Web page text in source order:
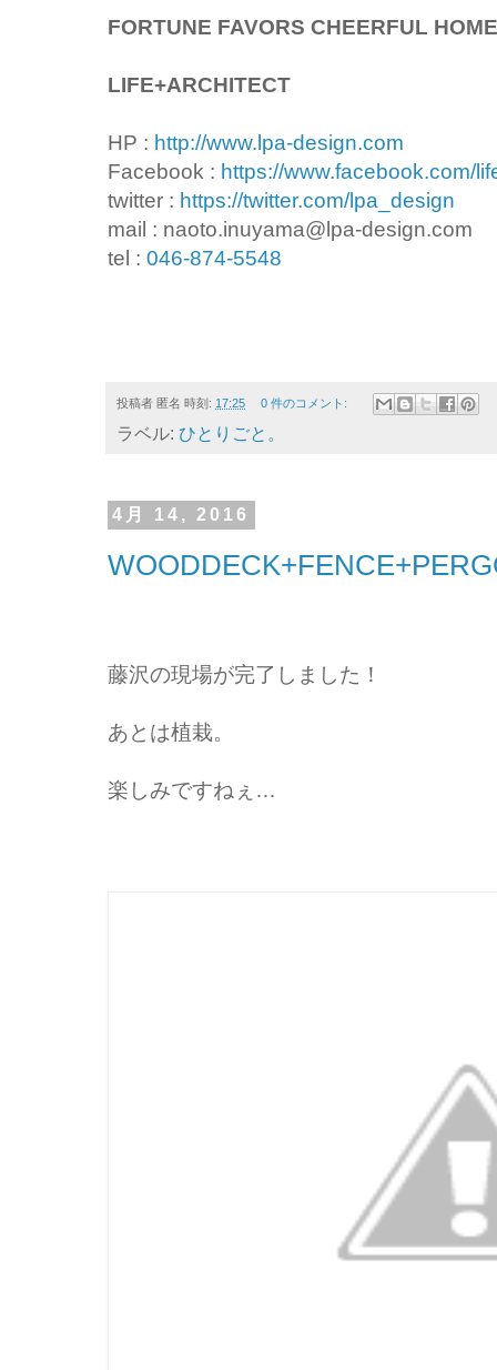
FORTUNE FAVORS CHEERFUL
LIFE+ARCHITECT
HP : http://www.lpa-design.com
Facebook : https://www.facebook.com/
twitter : https://twitter.com/lpa_design
mail : naoto.inuyama@lpa-design.com
tel : 046-874-5548
投稿者 匿名 時刻: 17:25 0 件のコメント:
ラベル: ひとりごと。
4月 14, 2016
藤沢の現場が完了しました！
あとは植栽。
楽しみですねぇ…